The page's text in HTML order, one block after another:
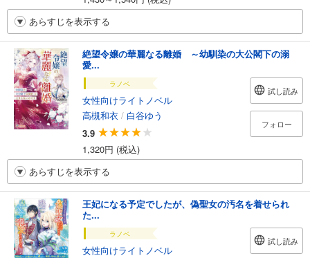
あらすじを表示する
絶望令嬢の華麗なる離婚 ～幼馴染の大公閣下の溺
愛...
ラノベ
女性向けライトノベル
高槻和衣 / 白谷ゆう
3.9
1,320円 (税込)
試し読み
フォロー
あらすじを表示する
王妃になる予定でしたが、偽聖女の汚名を着せられ
た...
ラノベ
女性向けライトノベル
試し読み